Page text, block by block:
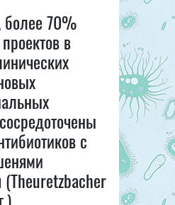
более 70%
в
с
(Theuretzbacher